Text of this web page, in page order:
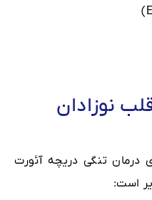
نوزادان
تنگی دریچه آئورت
است: